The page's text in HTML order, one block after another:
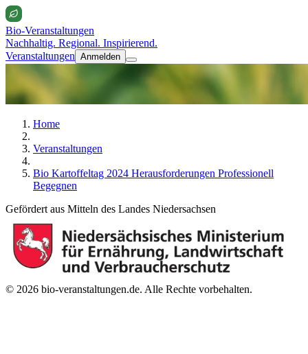
Bio-Veranstaltungen
Nachhaltig. Regional. Inspirierend.
Veranstaltungen Anmelden
Home
Veranstaltungen
Bio Kartoffeltag 2024 Herausforderungen Professionell
Begegnen
Gefördert aus Mitteln des Landes Niedersachsen
© 2026 bio-veranstaltungen.de. Alle Rechte vorbehalten.